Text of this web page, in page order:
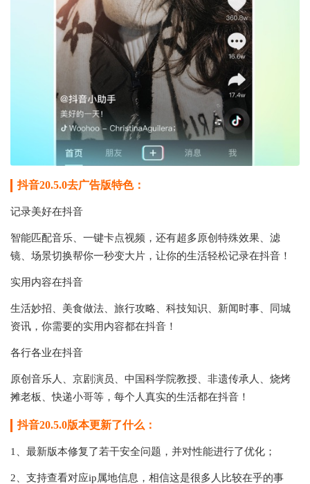
抖音20.5.0去广告版特色：
记录美好在抖音
智能匹配音乐、一键卡点视频，还有超多原创特殊效果、滤
镜、场景切换帮你一秒变大片，让你的生活轻松记录在抖音！
实用内容在抖音
生活妙招、美食做法、旅行攻略、科技知识、新闻时事、同城
资讯，你需要的实用内容都在抖音！
各行各业在抖音
原创音乐人、京剧演员、中国科学院教授、非遗传承人、烧烤
摊老板、快递小哥等，每个人真实的生活都在抖音！
抖音20.5.0版本更新了什么：
1、最新版本修复了若干安全问题，并对性能进行了优化；
2、支持查看对应ip属地信息，相信这是很多人比较在乎的事